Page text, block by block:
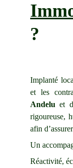
?
Implanté
et les
Andelu et
rigoureuse,
afin
Un
Réactivité,